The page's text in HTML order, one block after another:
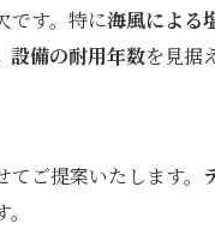
です。特に海風による
設備の耐用年数を見据
てご提案いたします。